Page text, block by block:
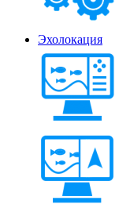
Эхолокация